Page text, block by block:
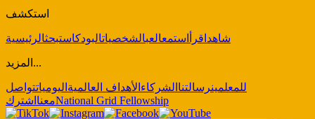
استكشف
شاهد اقرأ استمعالعبالشخصياتالبودكاستبحثالرئيسية
المزيد...
للمعلمينرسالتنا الشركاء الأهداف العالمية اليومياتتواصل
معنا اشترك National Grid Fellowship